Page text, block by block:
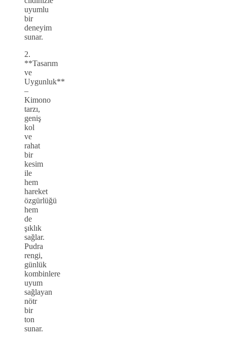
uyumlu
bir
deneyim
sunar.
2.
**Tasarım
ve
Uygunluk**
–
Kimono
tarzı,
geniş
kol
ve
rahat
bir
kesim
ile
hem
hareket
özgürlüğü
hem
de
şıklık
sağlar.
Pudra
rengi,
günlük
kombinlere
uyum
sağlayan
nötr
bir
ton
sunar.